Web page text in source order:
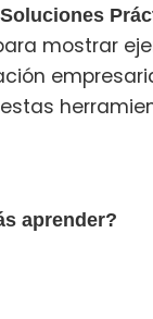
mostrar
aprender?